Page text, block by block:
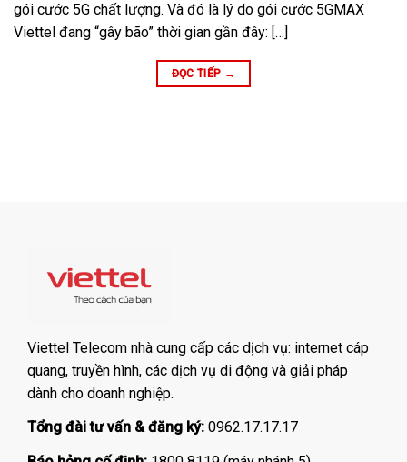
gói cước 5G chất lượng. Và đó là lý do gói cước 5GMAX
Viettel đang “gây bão” thời gian gần đây: […]
ĐỌC TIẾP →
Viettel Telecom nhà cung cấp các dịch vụ: internet cáp
quang, truyền hình, các dịch vụ di động và giải pháp
dành cho doanh nghiệp.
Tổng đài tư vấn & đăng ký: 0962.17.17.17